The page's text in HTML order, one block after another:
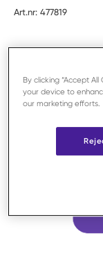
Art.nr: 477819
By clicking “Accept
your device to
our marketing efforts.